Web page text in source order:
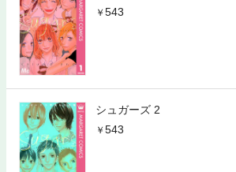
543
シュガーズ 2
543